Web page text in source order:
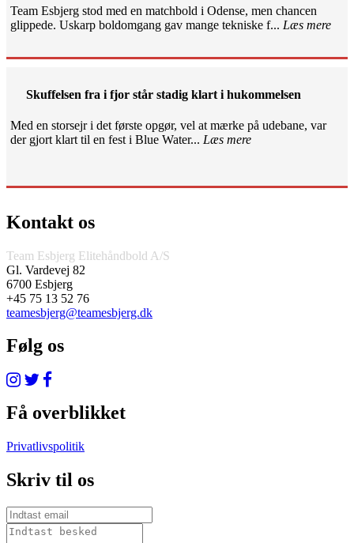
Team Esbjerg stod med en matchbold i Odense, men chancen
glippede. Uskarp boldomgang gav mange tekniske f... Læs mere
Skuffelsen fra i fjor står stadig klart i hukommelsen
Med en storsejr i det første opgør, vel at mærke på udebane, var
der gjort klart til en fest i Blue Water... Læs mere
Kontakt os
Team Esbjerg Elitehåndbold A/S
Gl. Vardevej 82
6700 Esbjerg
+45 75 13 52 76
teamesbjerg@teamesbjerg.dk
Følg os
Få overblikket
Privatlivspolitik
Skriv til os